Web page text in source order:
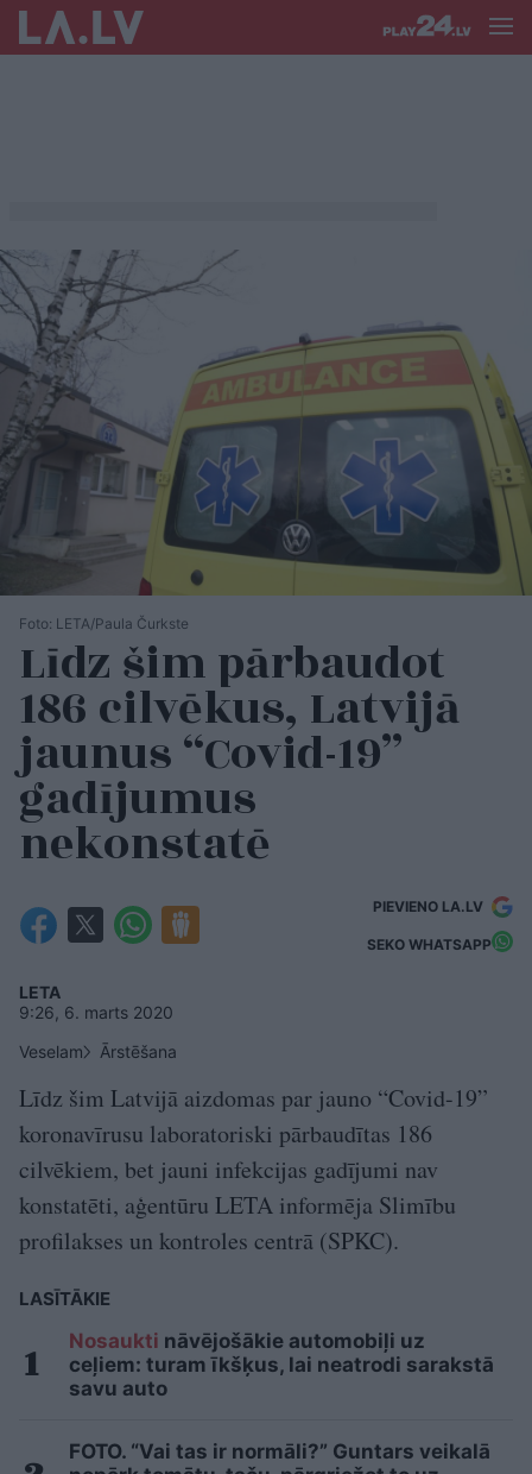
Foto: LETA/Paula Čurkste
Līdz šim pārbaudot
186 cilvēkus, Latvijā
jaunus “Covid-19”
gadījumus
nekonstatē
PIEVIENO LA.LV
SEKO WHATSAPP
LETA
9:26, 6. marts 2020
Veselam
Ārstēšana
Līdz šim Latvijā aizdomas par jauno “Covid-19”
koronavīrusu laboratoriski pārbaudītas 186
cilvēkiem, bet jauni infekcijas gadījumi nav
konstatēti, aģentūru LETA informēja Slimību
profilakses un kontroles centrā (SPKC).
LASĪTĀKIE
Nosaukti nāvējošākie automobiļi uz
ceļiem: turam īkšķus, lai neatrodi sarakstā
savu auto
FOTO. “Vai tas ir normāli?” Guntars veikalā